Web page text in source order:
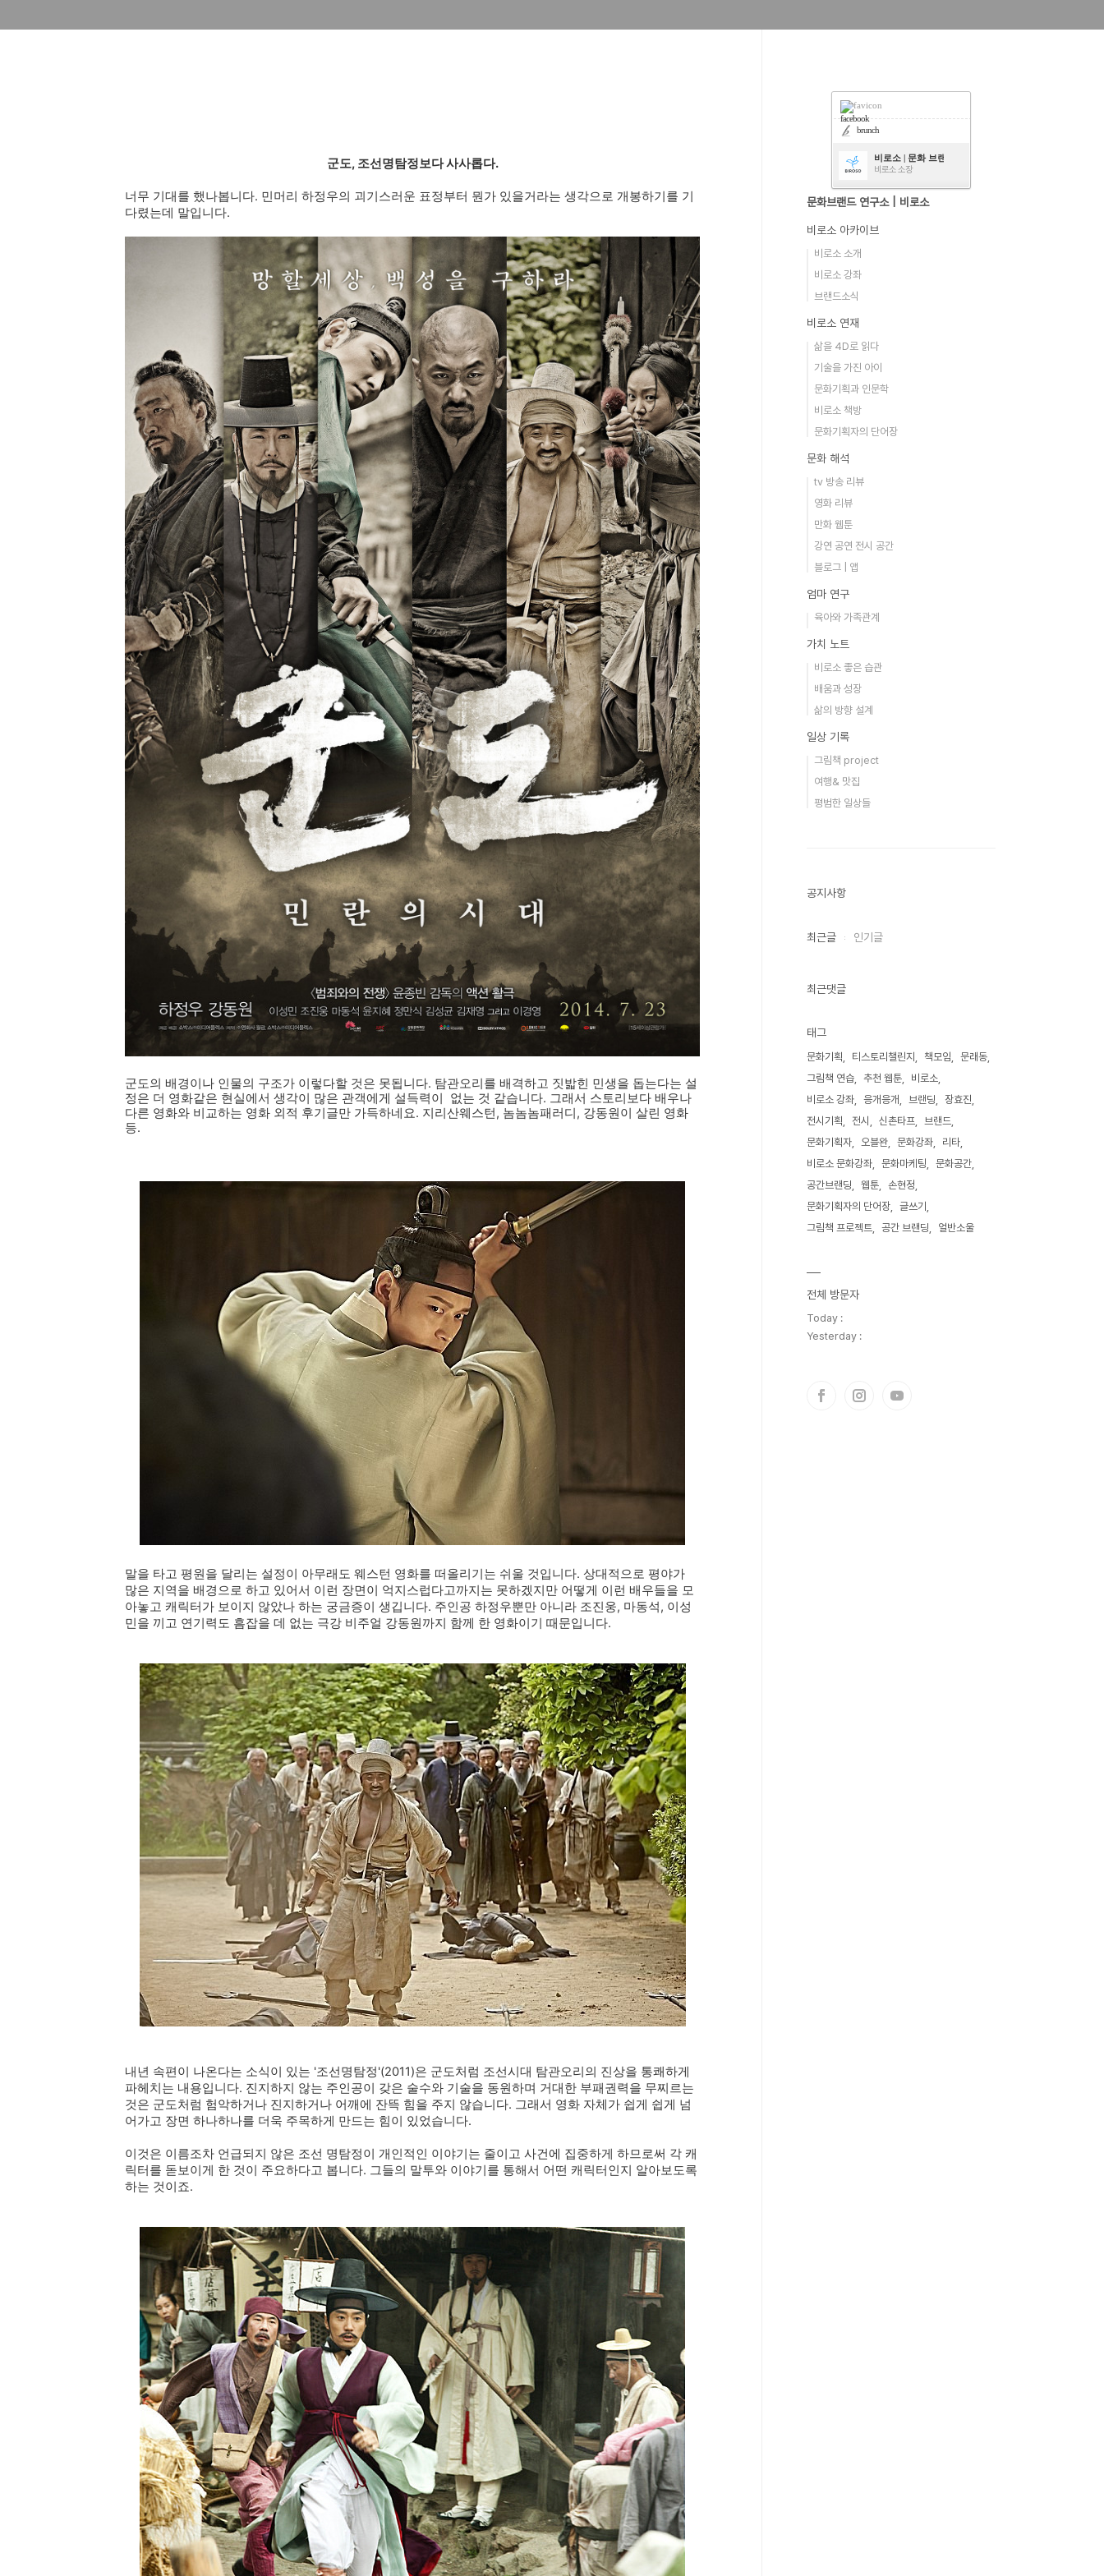
군도, 조선명탐정보다 사사롭다.
너무 기대를 했나봅니다. 민머리 하정우의 괴기스러운 표정부터 뭔가 있을거라는 생각으로 개봉하기를 기
다렸는데 말입니다.
군도의 배경이나 인물의 구조가 이렇다할 것은 못됩니다. 탐관오리를 배격하고 짓밟힌 민생을 돕는다는 설
정은 더 영화같은 현실에서 생각이 많은 관객에게 설득력이 없는 것 같습니다. 그래서 스토리보다 배우나
다른 영화와 비교하는 영화 외적 후기글만 가득하네요. 지리산웨스턴, 놈놈놈패러디, 강동원이 살린 영화
등.
말을 타고 평원을 달리는 설정이 아무래도 웨스턴 영화를 떠올리기는 쉬울 것입니다. 상대적으로 평야가
많은 지역을 배경으로 하고 있어서 이런 장면이 억지스럽다고까지는 못하겠지만 어떻게 이런 배우들을 모
아놓고 캐릭터가 보이지 않았나 하는 궁금증이 생깁니다. 주인공 하정우뿐만 아니라 조진웅, 마동석, 이성
민을 끼고 연기력도 흠잡을 데 없는 극강 비주얼 강동원까지 함께 한 영화이기 때문입니다.
내년 속편이 나온다는 소식이 있는 '조선명탐정'(2011)은 군도처럼 조선시대 탐관오리의 진상을 통쾌하게
파헤치는 내용입니다. 진지하지 않는 주인공이 갖은 술수와 기술을 동원하며 거대한 부패권력을 무찌르는
것은 군도처럼 험악하거나 진지하거나 어깨에 잔뜩 힘을 주지 않습니다. 그래서 영화 자체가 쉽게 쉽게 넘
어가고 장면 하나하나를 더욱 주목하게 만드는 힘이 있었습니다.
이것은 이름조차 언급되지 않은 조선 명탐정이 개인적인 이야기는 줄이고 사건에 집중하게 하므로써 각 캐
릭터를 돋보이게 한 것이 주요하다고 봅니다. 그들의 말투와 이야기를 통해서 어떤 캐릭터인지 알아보도록
하는 것이죠.
facebook
brunch
비로소 | 문화 브랜드 연구소
비로소 소장
문화브랜드 연구소 | 비로소
비로소 아카이브
비로소 소개
비로소 강좌
브랜드소식
비로소 연재
삶을 4D로 읽다
기술을 가진 아이
문화기획과 인문학
비로소 책방
문화기획자의 단어장
문화 해석
tv 방송 리뷰
영화 리뷰
만화 웹툰
강연 공연 전시 공간
블로그 | 앱
엄마 연구
육아와 가족관계
가치 노트
비로소 좋은 습관
배움과 성장
삶의 방향 설계
일상 기록
그림책 project
여행& 맛집
평범한 일상들
공지사항
최근글 인기글
최근댓글
태그
문화기획 티스토리챌린지 책모임
문래동
그림책 연습
추천 웹툰
비로소
비로소 강좌
응개응개 브랜딩
장효진
전시기획
전시 신촌타프
브랜드
문화기획자
오블완 문화강좌
리타
비로소 문화강좌
문화마케팅
문화공간
공간브랜딩
웹툰
손현정
문화기획자의 단어장
글쓰기
그림책 프로젝트
공간 브랜딩 얼반소울
전체 방문자
Today :
Yesterday :